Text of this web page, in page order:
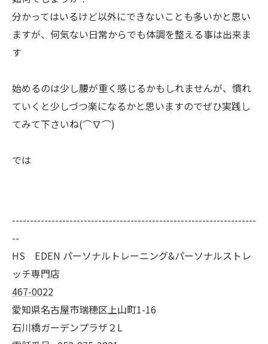
分かってはいるけど以外にできないことも多いかと思い
ますが、何気ない日常からでも体調を整える事は出来ま
す
始めるのは少し腰が重く感じるかもしれませんが、慣れ
ていくと少しづつ楽になるかと思いますのでぜひ実践し
てみて下さいね(⌒∇⌒)
では
--------------------------------------------------------------------
--
HS EDEN パーソナルトレーニング&パーソナルストレ
ッチ専門店
467-0022
愛知県名古屋市瑞穂区上山町1-16
石川橋ガーデンプラザ２L